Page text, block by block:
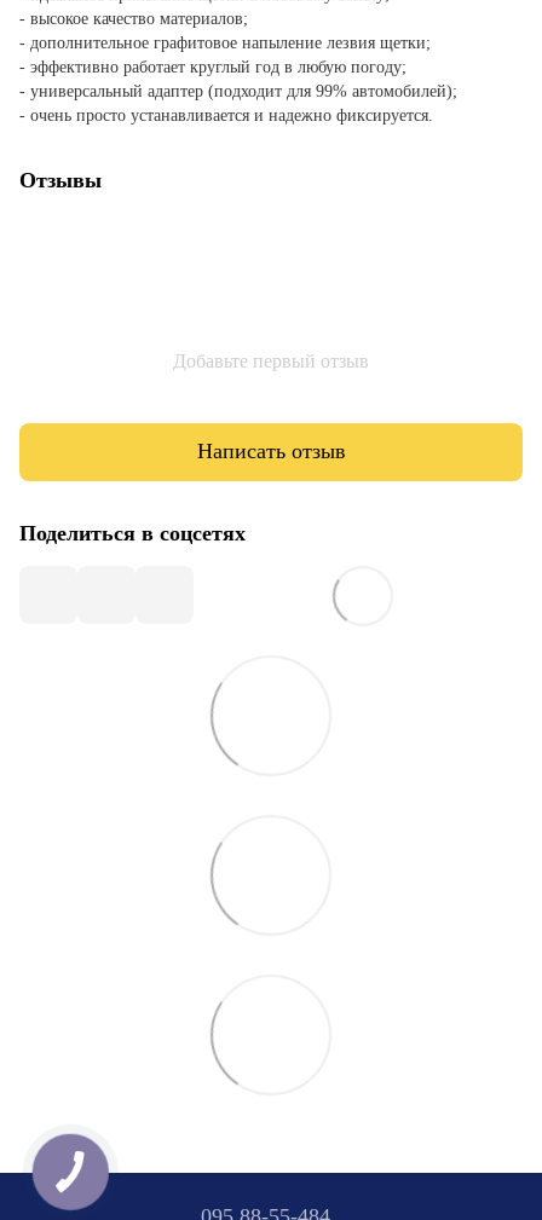
- высокое качество материалов;
- дополнительное графитовое напыление лезвия щетки;
- эффективно работает круглый год в любую погоду;
- универсальный адаптер (подходит для 99% автомобилей);
- очень просто устанавливается и надежно фиксируется.
Отзывы
Добавьте первый отзыв
Написать отзыв
Поделиться в соцсетях